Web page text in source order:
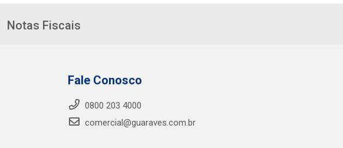
Notas Fiscais
Fale Conosco
0800 203 4000
comercial@guaraves.com.br